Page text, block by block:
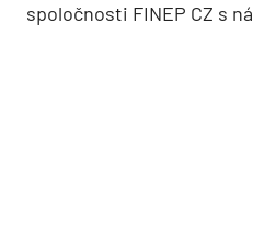
spoločnosti FINEP CZ s